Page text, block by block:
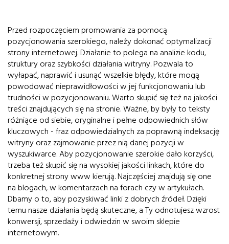
Przed rozpoczęciem promowania za pomocą
pozycjonowania szerokiego, należy dokonać optymalizacji
strony internetowej. Działanie to polega na analizie kodu,
struktury oraz szybkości działania witryny. Pozwala to
wyłapać, naprawić i usunąć wszelkie błędy, które mogą
powodować nieprawidłowości w jej funkcjonowaniu lub
trudności w pozycjonowaniu. Warto skupić się też na jakości
treści znajdujących się na stronie. Ważne, by były to teksty
różniące od siebie, oryginalne i pełne odpowiednich słów
kluczowych - fraz odpowiedzialnych za poprawną indeksację
witryny oraz zajmowanie przez nią danej pozycji w
wyszukiwarce. Aby pozycjonowanie szerokie dało korzyści,
trzeba też skupić się na wysokiej jakości linkach, które do
konkretnej strony www kierują. Najczęściej znajdują się one
na blogach, w komentarzach na forach czy w artykułach.
Dbamy o to, aby pozyskiwać linki z dobrych źródeł. Dzięki
temu nasze działania będą skuteczne, a Ty odnotujesz wzrost
konwersji, sprzedaży i odwiedzin w swoim sklepie
internetowym.